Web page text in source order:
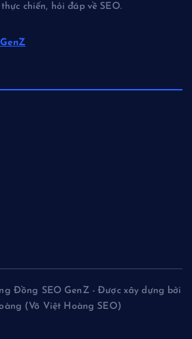
chiến, hỏi đáp về SEO.
Đồng SEO GenZ - Được xây dựng bởi
(Võ Việt Hoàng SEO)